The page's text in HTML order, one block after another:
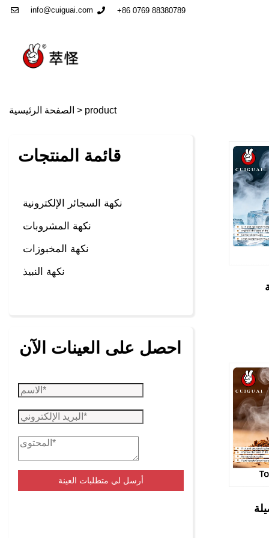
info@cuiguai.com +86 0769 88380789
الصفحة الرئيسية > product
قائمة المنتجات
نكهة السجائر الإلكترونية
نكهة المشروبات
نكهة المخبوزات
نكهة النبيذ
احصل على العينات الآن
أرسل لي متطلبات العينة